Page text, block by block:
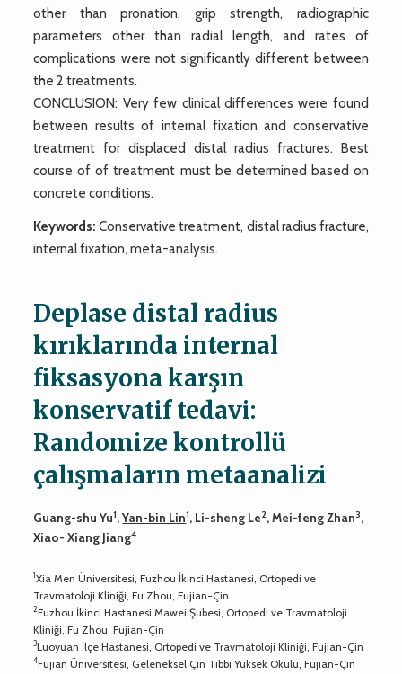
other than pronation, grip strength, radiographic
parameters other than radial length, and rates of
complications were not significantly different between
the 2 treatments.
CONCLUSION: Very few clinical differences were found
between results of internal fixation and conservative
treatment for displaced distal radius fractures. Best
course of of treatment must be determined based on
concrete conditions.
Keywords: Conservative treatment, distal radius fracture,
internal fixation, meta-analysis.
Deplase distal radius
kırıklarında internal
fiksasyona karşın
konservatif tedavi:
Randomize kontrollü
çalışmaların metaanalizi
Guang-shu Yu1,Yan-bin Lin1, Li-sheng Le2, Mei-feng Zhan3,
Xiao- Xiang Jiang4
1Xia Men Üniversitesi, Fuzhou İkinci Hastanesi, Ortopedi ve
Travmatoloji Kliniği, Fu Zhou, Fujian-Çin
2Fuzhou İkinci Hastanesi Mawei Şubesi, Ortopedi ve Travmatoloji
Kliniği, Fu Zhou, Fujian-Çin
3Luoyuan İlçe Hastanesi, Ortopedi ve Travmatoloji Kliniği, Fujian-Çin
4Fujian Üniversitesi, Geleneksel Çin Tıbbı Yüksek Okulu, Fujian-Çin